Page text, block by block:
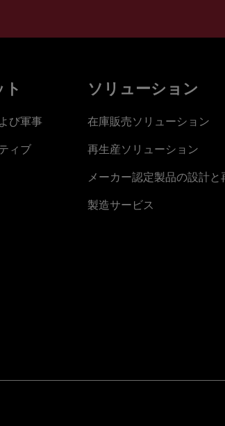
び軍事
ィブ
ソリューション
在庫販売ソリューション
再生産ソリューション
メーカー認定製品の設計と
製造サービス